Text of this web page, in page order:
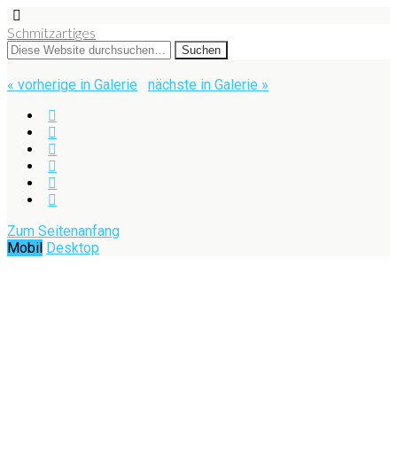
Schmitzartiges
« vorherige in Galerie nächste in Galerie »
Zum Seitenanfang
Mobil Desktop